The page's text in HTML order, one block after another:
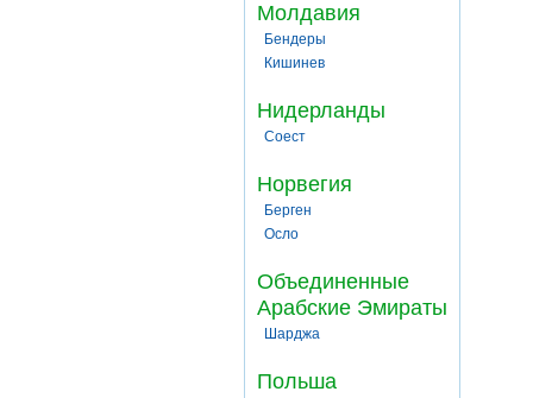
Молдавия
Бендеры
Кишинев
Нидерланды
Соест
Норвегия
Берген
Осло
Объединенные
Арабские Эмираты
Шарджа
Польша